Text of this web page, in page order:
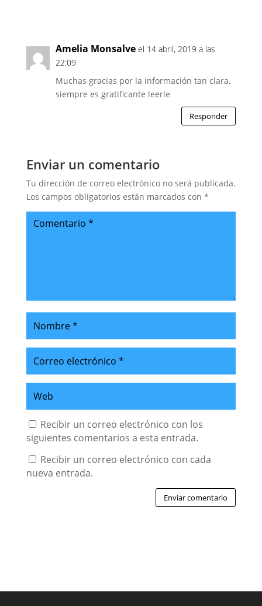
Amelia Monsalve el 14 abril, 2019 a las
22:09
Muchas gracias por la información tan clara,
siempre es gratificante leerle
Responder
Enviar un comentario
Tu dirección de correo electrónico no será publicada.
Los campos obligatorios están marcados con *
Recibir un correo electrónico con los
siguientes comentarios a esta entrada.
Recibir un correo electrónico con cada
nueva entrada.
Enviar comentario